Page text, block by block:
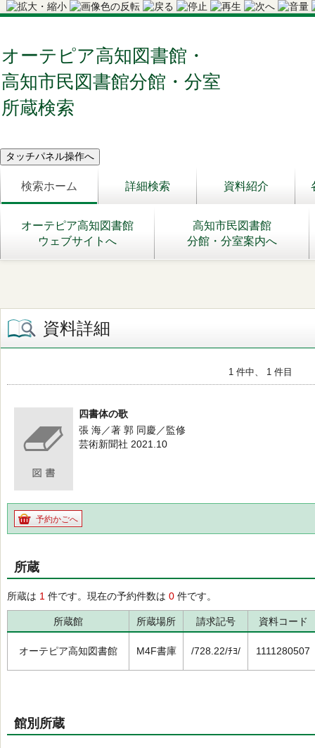
オーテピア高知図書館・
高知市民図書館分館・分室
所蔵検索
検索ホーム 詳細検索 資料紹介
オーテピア高知図書館
ウェブサイトへ
高知市民図書館
分館・分室案内へ
資料詳細
1 件中、 1 件目
四書体の歌
張 海／著 郭 同慶／監修
芸術新聞社 2021.10
予約かごへ
所蔵
所蔵は 1 件です。現在の予約件数は 0 件です。
所蔵館 所蔵場所 請求記号 資料コード
オーテピア高知図書館 M4F書庫 /728.22/ﾁﾖ/ 1111280507
館別所蔵